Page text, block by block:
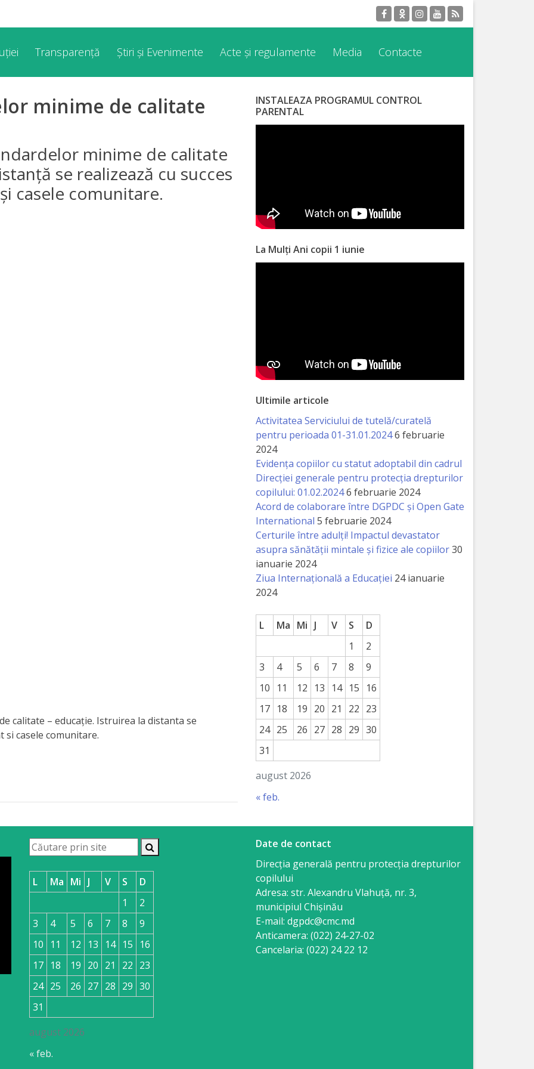
Transparență Știri și Evenimente Acte și regulamente Media Contacte
minime de calitate
minime de calitate
se realizează cu succes
casele comunitare.
calitate – educație. Istruirea la distanta se
si casele comunitare.
INSTALEAZA PROGRAMUL CONTROL
PARENTAL
La Mulți Ani copii 1 iunie
Ultimile articole
Activitatea Serviciului de tutelă/curatelă
pentru perioada 01-31.01.20246 februarie
2024
Evidența copiilor cu statut adoptabil din cadrul
Direcției generale pentru protecția drepturilor
copilului: 01.02.20246 februarie 2024
Acord de colaborare între DGPDC și Open Gate
International 5 februarie 2024
Certurile între adulți! Impactul devastator
asupra sănătății mintale și fizice ale copiilor30
ianuarie 2024
Ziua Internațională a Educației 24 ianuarie
2024
august 2026
L Ma Mi J V S
D
1
2
3
4 5 6 7 8
9
10
11 12 13 14 15
16
17 18 19 20 21 22 23
24 25 26 27 28 29 30
31
« feb.
august 2026
L Ma Mi J V S
D
1
2
3
4 5 6 7 8
9
10
11 12 13 14 15
16
17 18 19 20 21 22 23
24 25 26 27 28 29 30
31
« feb.
Date de contact
Direcția generală pentru protecția drepturilor
copilului
Adresa: str. Alexandru Vlahuţă, nr. 3,
municipiul Chişinău
E-mail: dgpdc@cmc.md
Anticamera: (022) 24-27-02
Cancelaria: (022) 24 22 12